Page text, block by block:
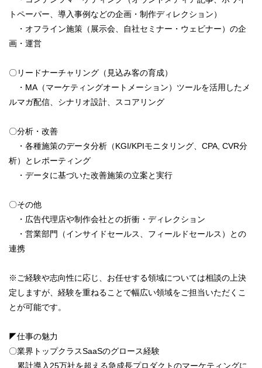
トペーパー、導入事例などの企画・制作ディレクション）
・オフライン施策（展示会、自社セミナー・ウェビナー）の企
画・運営
〇リードナーチャリング（見込み客の育成）
・MA（マーケティングオートメーション）ツールを活用したメ
ルマガ配信、シナリオ設計、スコアリング
〇分析・改善
・各種施策のデータ分析（KGI/KPIモニタリング、CPA, CVR分
析）とレポーティング
・データに基づいた改善施策の立案と実行
〇その他
・広告代理店や制作会社との折衝・ディレクション
・営業部門（インサイドセールス、フィールドセールス）との
連携
※ご経験や志向性に応じ、お任せする領域については相談の上決
定しますが、経験を重ねることで幅広い領域をご担当いただくこ
とが可能です。
◤仕事の魅力
〇業界トップクラスSaaSのグロース経験
累計導入25万社を超える急成長プロダクトのマーケティングに